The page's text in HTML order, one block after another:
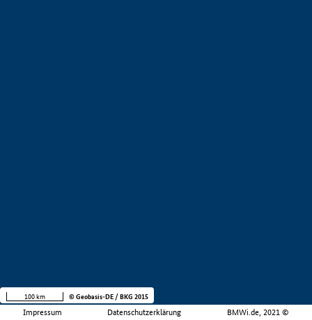
Impressum Datenschutzerklärung BMWi.de, 2021 ©
100 km © Geobasis-DE / BKG 2015